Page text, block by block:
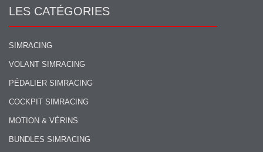
LES CATÉGORIES
SIMRACING
VOLANT SIMRACING
PÉDALIER SIMRACING
COCKPIT SIMRACING
MOTION & VÉRINS
BUNDLES SIMRACING